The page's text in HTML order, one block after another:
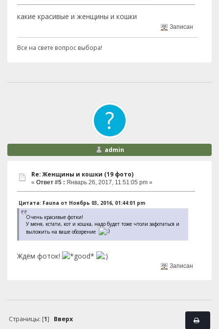
какие красивые и женщины и кошки
Записан
Все на свете вопрос выбора!
admin
Re: Женщины и кошки (19 фото)
« Ответ #5 : Январь 26, 2017, 11:51:05 pm »
Цитата: Fauna от Ноябрь 03, 2016, 01:44:01 pm
Очень красивые фотки!
У меня, кстати, кот и кошка, надо будет тоже чтоли зафотаться и
выложить на ваше обозрение
Ждём фоток!
Записан
Страницы: [1] Вверх